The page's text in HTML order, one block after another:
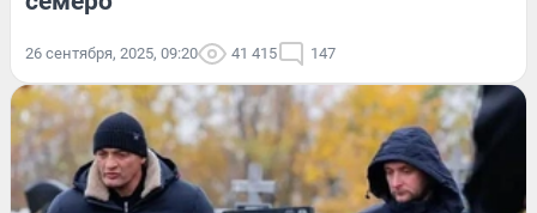
26 сентября, 2025, 09:20 41 415 147